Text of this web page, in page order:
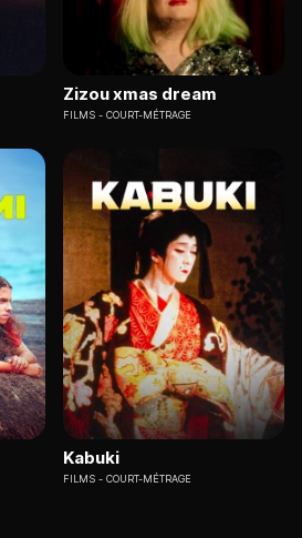
Zizou xmas dream
FILMS COURT-MÉTRAGE
Kabuki
FILMS COURT-MÉTRAGE